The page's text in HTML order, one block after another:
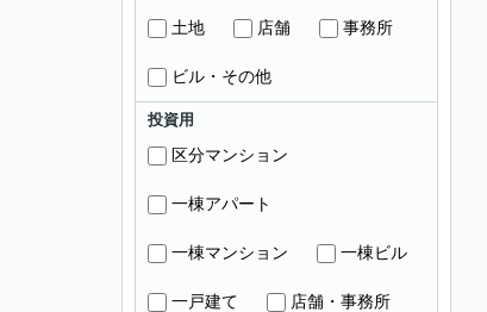
土地 店舗 事務所
ビル・その他
投資用
区分マンション
一棟アパート
一棟マンション 一棟ビル
一戸建て 店舗・事務所